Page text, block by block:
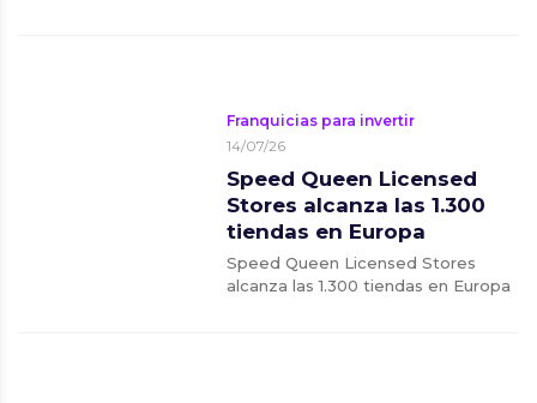
Franquicias para invertir
14/07/26
Speed Queen Licensed
Stores alcanza las 1.300
tiendas en Europa
Speed Queen Licensed Stores
alcanza las 1.300 tiendas en Europa